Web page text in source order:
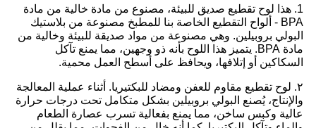
1. هذا لوح تقطيع صديق للبيئة، مصنوع من مادة خالية من مادة
BPA - ألواح التقطيع الخاصة بنا للمطبخ مصنوعة من بلاستيك
البولي بروبيلين. وهي مصنوعة من مواد صديقة للبيئة وخالية من
مادة BPA. يتميز هذا اللوح بأنه ذو وجهين، مما يمنع تآكل
السكاكين أو إتلافها، ويحافظ على أسطح العمل محمية.
٢. لوح تقطيع مقاوم للعفن ومضاد للبكتيريا. أثناء عملية المعالجة
والإنتاج، يُصنع البولي بروبيلين بشكل متكامل تحت درجات حرارة
عالية وكبس ساخن، مما يمنع بفعالية تسرب عصارة الطعام